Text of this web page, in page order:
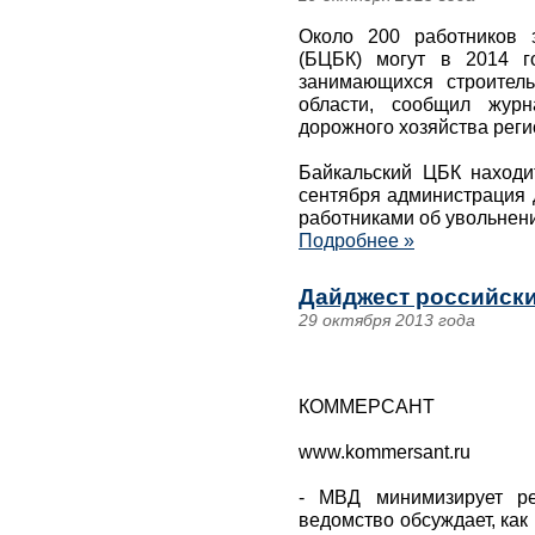
Около 200 работников
(БЦБК) могут в 2014
занимающихся
области, сообщил
дорожного хозяйства
Байкальский ЦБК
сентября администрация
работниками об
Подробнее »
Дайджест
29 октября 2013 года
КОММЕРСАНТ
www.kommersant.ru
- МВД минимизирует
ведомство обсуждает,